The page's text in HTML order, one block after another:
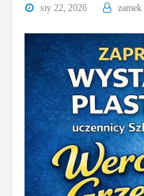
sty 22, 2026 zamek